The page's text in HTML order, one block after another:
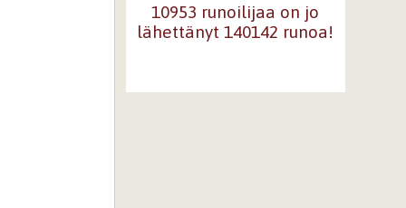
10953 runoilijaa on jo
lähettänyt 140142 runoa!